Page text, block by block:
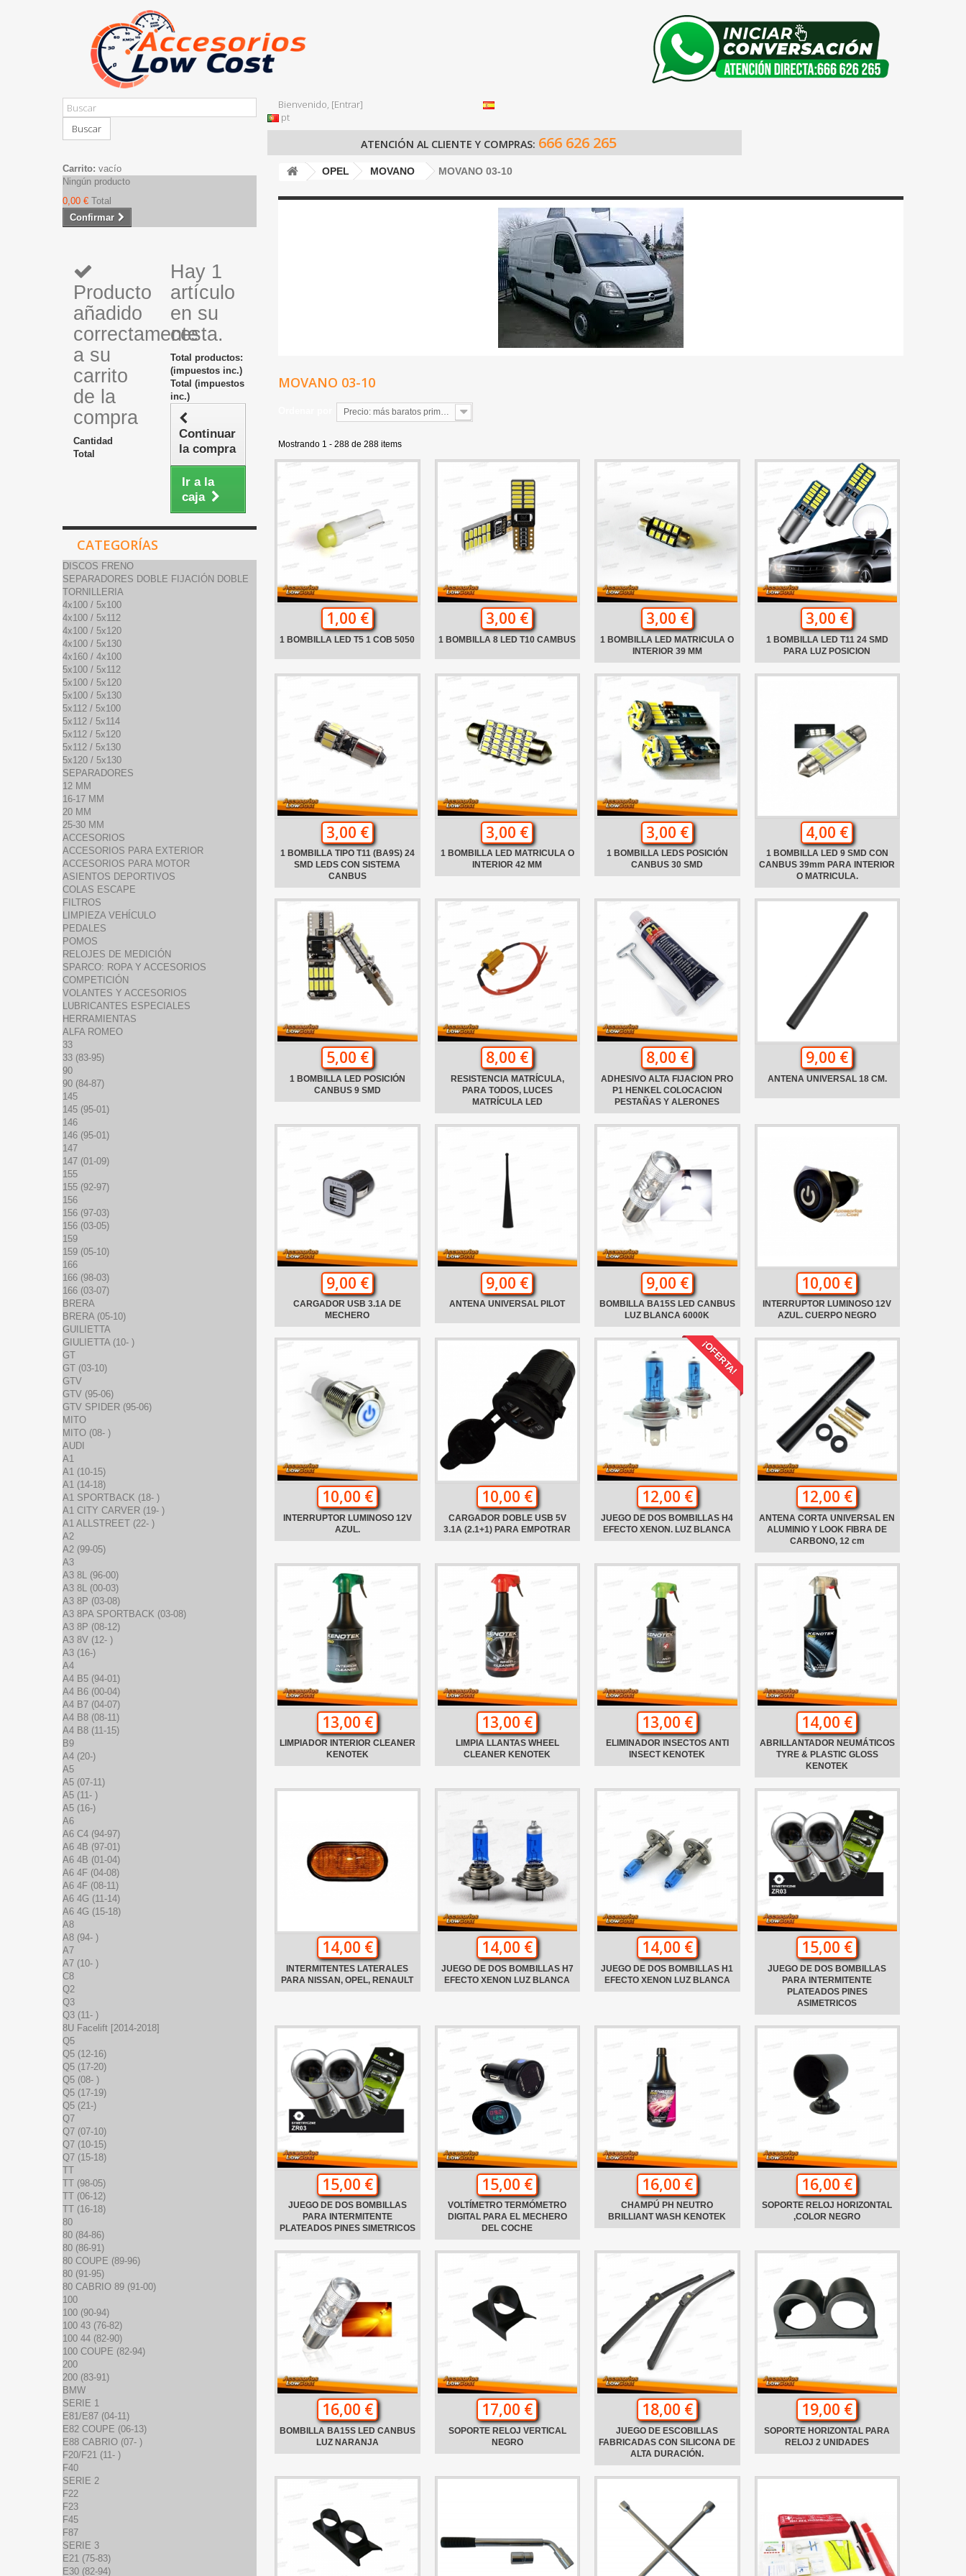
Buscar
Bienvenido, [Entrar]
pt
ATENCIÓN AL CLIENTE Y COMPRAS: 666 626 265
Carrito: vacío
Ningún producto
0,00 € Total
Confirmar
Producto
añadido
correctamente
a su
carrito
de la
compra
Cantidad
Total
Hay 1
artículo
en su
cesta.
Total productos:
(impuestos inc.)
Total (impuestos
inc.)
Continuar
la compra
Ir a la
caja
CATEGORÍAS
DISCOS FRENO
SEPARADORES DOBLE FIJACIÓN DOBLE
TORNILLERIA
4x100 / 5x100
4x100 / 5x112
4x100 / 5x120
4x100 / 5x130
4x160 / 4x100
5x100 / 5x112
5x100 / 5x120
5x100 / 5x130
5x112 / 5x100
5x112 / 5x114
5x112 / 5x120
5x112 / 5x130
5x120 / 5x130
SEPARADORES
12 MM
16-17 MM
20 MM
25-30 MM
ACCESORIOS
ACCESORIOS PARA EXTERIOR
ACCESORIOS PARA MOTOR
ASIENTOS DEPORTIVOS
COLAS ESCAPE
FILTROS
LIMPIEZA VEHÍCULO
PEDALES
POMOS
RELOJES DE MEDICIÓN
SPARCO: ROPA Y ACCESORIOS
COMPETICIÓN
VOLANTES Y ACCESORIOS
LUBRICANTES ESPECIALES
HERRAMIENTAS
ALFA ROMEO
33
33 (83-95)
90
90 (84-87)
145
145 (95-01)
146
146 (95-01)
147
147 (01-09)
155
155 (92-97)
156
156 (97-03)
156 (03-05)
159
159 (05-10)
166
166 (98-03)
166 (03-07)
BRERA
BRERA (05-10)
GUILIETTA
GIULIETTA (10- )
GT
GT (03-10)
GTV
GTV (95-06)
GTV SPIDER (95-06)
MITO
MITO (08- )
AUDI
A1
A1 (10-15)
A1 (14-18)
A1 SPORTBACK (18- )
A1 CITY CARVER (19- )
A1 ALLSTREET (22- )
A2
A2 (99-05)
A3
A3 8L (96-00)
A3 8L (00-03)
A3 8P (03-08)
A3 8PA SPORTBACK (03-08)
A3 8P (08-12)
A3 8V (12- )
A3 (16-)
A4
A4 B5 (94-01)
A4 B6 (00-04)
A4 B7 (04-07)
A4 B8 (08-11)
A4 B8 (11-15)
B9
A4 (20-)
A5
A5 (07-11)
A5 (11- )
A5 (16-)
A6
A6 C4 (94-97)
A6 4B (97-01)
A6 4B (01-04)
A6 4F (04-08)
A6 4F (08-11)
A6 4G (11-14)
A6 4G (15-18)
A8
A8 (94- )
A7
A7 (10- )
C8
Q2
Q3
Q3 (11- )
8U Facelift [2014-2018]
Q5
Q5 (12-16)
Q5 (17-20)
Q5 (08- )
Q5 (17-19)
Q5 (21-)
Q7
Q7 (07-10)
Q7 (10-15)
Q7 (15-18)
TT
TT (98-05)
TT (06-12)
TT (16-18)
80
80 (84-86)
80 (86-91)
80 COUPE (89-96)
80 (91-95)
80 CABRIO 89 (91-00)
100
100 (90-94)
100 43 (76-82)
100 44 (82-90)
100 COUPE (82-94)
200
200 (83-91)
BMW
SERIE 1
E81/E87 (04-11)
E82 COUPE (06-13)
E88 CABRIO (07- )
F20/F21 (11- )
F40
SERIE 2
F22
F23
F45
F87
SERIE 3
E21 (75-83)
E30 (82-94)
OPEL MOVANO MOVANO 03-10
MOVANO 03-10
Precio: más baratos primero
Mostrando 1 - 288 de 288 items
1,00 €
1 BOMBILLA LED T5 1 COB 5050
3,00 €
1 BOMBILLA 8 LED T10 CAMBUS
3,00 €
1 BOMBILLA LED MATRICULA O
INTERIOR 39 MM
3,00 €
1 BOMBILLA LED T11 24 SMD
PARA LUZ POSICION
3,00 €
1 BOMBILLA TIPO T11 (BA9S) 24
SMD LEDS CON SISTEMA
CANBUS
3,00 €
1 BOMBILLA LED MATRICULA O
INTERIOR 42 MM
3,00 €
1 BOMBILLA LEDS POSICIÓN
CANBUS 30 SMD
4,00 €
1 BOMBILLA LED 9 SMD CON
CANBUS 39mm PARA INTERIOR
O MATRICULA.
5,00 €
1 BOMBILLA LED POSICIÓN
CANBUS 9 SMD
8,00 €
RESISTENCIA MATRÍCULA,
PARA TODOS, LUCES
MATRÍCULA LED
8,00 €
ADHESIVO ALTA FIJACION PRO
P1 HENKEL COLOCACION
PESTAÑAS Y ALERONES
9,00 €
ANTENA UNIVERSAL 18 CM.
9,00 €
CARGADOR USB 3.1A DE
MECHERO
9,00 €
ANTENA UNIVERSAL PILOT
9,00 €
BOMBILLA BA15S LED CANBUS
LUZ BLANCA 6000K
10,00 €
INTERRUPTOR LUMINOSO 12V
AZUL. CUERPO NEGRO
10,00 €
INTERRUPTOR LUMINOSO 12V
AZUL.
10,00 €
CARGADOR DOBLE USB 5V
3.1A (2.1+1) PARA EMPOTRAR
¡OFERTA!
12,00 €
JUEGO DE DOS BOMBILLAS H4
EFECTO XENON. LUZ BLANCA
12,00 €
ANTENA CORTA UNIVERSAL EN
ALUMINIO Y LOOK FIBRA DE
CARBONO, 12 cm
13,00 €
LIMPIADOR INTERIOR CLEANER
KENOTEK
13,00 €
LIMPIA LLANTAS WHEEL
CLEANER KENOTEK
13,00 €
ELIMINADOR INSECTOS ANTI
INSECT KENOTEK
14,00 €
ABRILLANTADOR NEUMÁTICOS
TYRE & PLASTIC GLOSS
KENOTEK
14,00 €
INTERMITENTES LATERALES
PARA NISSAN, OPEL, RENAULT
14,00 €
JUEGO DE DOS BOMBILLAS H7
EFECTO XENON LUZ BLANCA
14,00 €
JUEGO DE DOS BOMBILLAS H1
EFECTO XENON LUZ BLANCA
15,00 €
JUEGO DE DOS BOMBILLAS
PARA INTERMITENTE
PLATEADOS PINES
ASIMETRICOS
15,00 €
JUEGO DE DOS BOMBILLAS
PARA INTERMITENTE
PLATEADOS PINES SIMETRICOS
15,00 €
VOLTÍMETRO TERMÓMETRO
DIGITAL PARA EL MECHERO
DEL COCHE
16,00 €
CHAMPÚ PH NEUTRO
BRILLIANT WASH KENOTEK
16,00 €
SOPORTE RELOJ HORIZONTAL
,COLOR NEGRO
16,00 €
BOMBILLA BA15S LED CANBUS
LUZ NARANJA
17,00 €
SOPORTE RELOJ VERTICAL
NEGRO
18,00 €
JUEGO DE ESCOBILLAS
FABRICADAS CON SILICONA DE
ALTA DURACIÓN.
19,00 €
SOPORTE HORIZONTAL PARA
RELOJ 2 UNIDADES